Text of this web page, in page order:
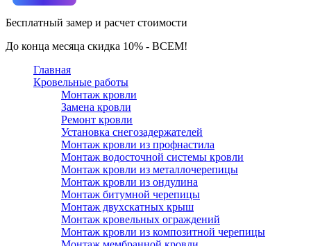
Бесплатный замер и расчет стоимости
До конца месяца скидка 10% - ВСЕМ!
Главная
Кровельные работы
Монтаж кровли
Замена кровли
Ремонт кровли
Установка снегозадержателей
Монтаж кровли из профнастила
Монтаж водосточной системы кровли
Монтаж кровли из металлочерепицы
Монтаж кровли из ондулина
Монтаж битумной черепицы
Монтаж двухскатных крыш
Монтаж кровельных ограждений
Монтаж кровли из композитной черепицы